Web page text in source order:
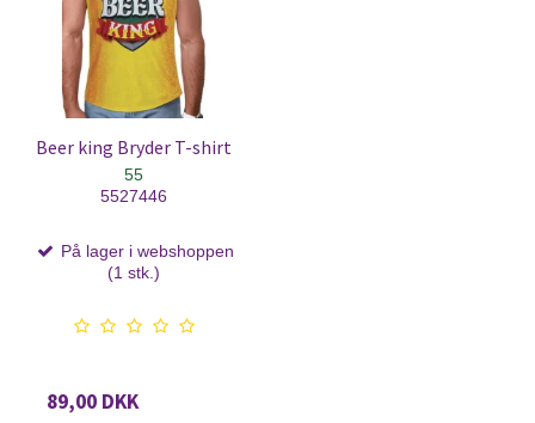
Beer king Bryder T-shirt
55
5527446
På lager i webshoppen
(1 stk.)
89,00 DKK